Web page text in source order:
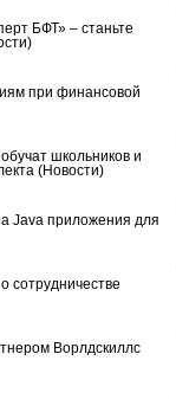
БФТ» – станьте
при финансовой
школьников и
(Новости)
Java приложения для
Ворлдскиллс